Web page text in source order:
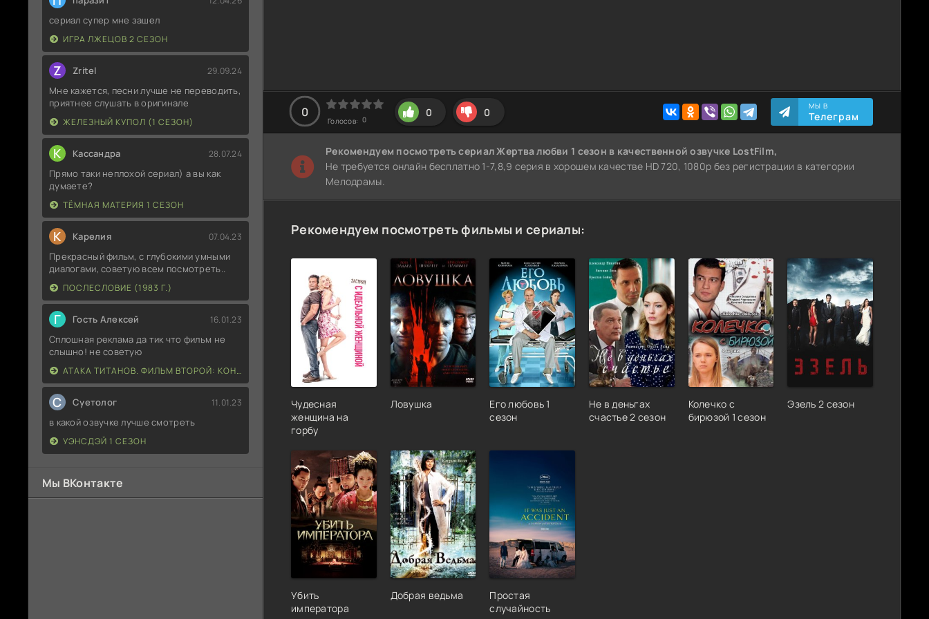
сериал супер мне зашел
ИГРА ЛЖЕЦОВ 2 СЕЗОН
Z Zritel 29.09.24
Мне кажется, песни лучше не переводить,
приятнее слушать в оригинале
ЖЕЛЕЗНЫЙ КУПОЛ (1 СЕЗОН)
К Кассандра 28.07.24
Прямо таки неплохой сериал) а вы как
думаете?
ТЁМНАЯ МАТЕРИЯ 1 СЕЗОН
К Карелия 07.04.23
Прекрасный фильм, с глубокими умными
диалогами, советую всем посмотреть..
ПОСЛЕСЛОВИЕ (1983 Г.)
Г Гость Алексей 16.01.23
Сплошная реклама да тик что фильм не
слышно! не советую
АТАКА ТИТАНОВ. ФИЛЬМ ВТОРОЙ: КОНЕЦ СВЕТА
С Суетолог 11.01.23
в какой озвучке лучше смотреть
УЭНСДЭЙ 1 СЕЗОН
Мы ВКонтакте
0
Голосов: 0
0 0 МЫ В
Телеграм
Рекомендуем посмотреть сериал Жертва любви 1 сезон в качественной озвучке LostFilm,
Не требуется онлайн бесплатно 1-7,8,9 серия в хорошем качестве HD 720, 1080p без регистрации в категории
Мелодрамы.
Рекомендуем посмотреть фильмы и сериалы:
Чудесная
женщина на
горбу
Ловушка
Его любовь 1
сезон
Не в деньгах
счастье 2 сезон
Колечко с
бирюзой 1 сезон
Эзель 2 сезон
Убить
императора
Добрая ведьма
Простая
случайность